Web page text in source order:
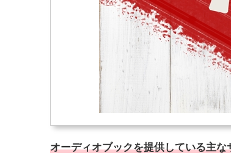
オーディオブックを提供している主